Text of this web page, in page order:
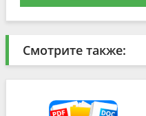
Смотрите также: